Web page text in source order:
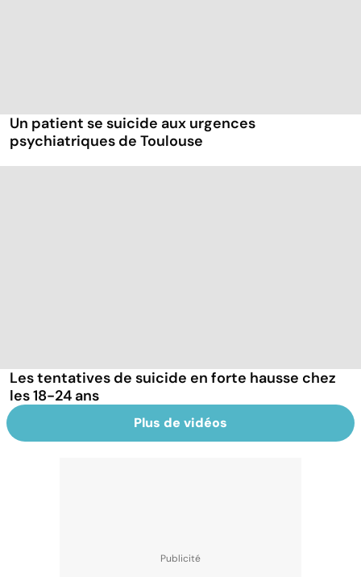
Un patient se suicide aux urgences
psychiatriques de Toulouse
Les tentatives de suicide en forte hausse chez
les 18-24 ans
Plus de vidéos